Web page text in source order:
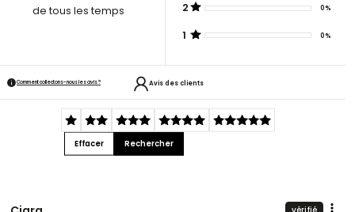
de tous les temps
2 0%
1 0%
Comment collectons-nous les avis ? Avis des clients
Effacer Rechercher